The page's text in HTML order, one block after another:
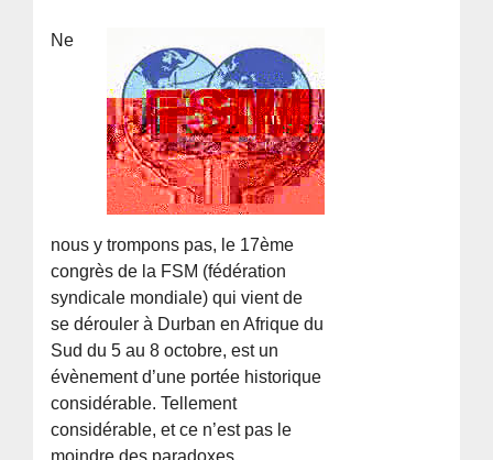
Ne
nous y trompons pas, le 17ème
congrès de la FSM (fédération
syndicale mondiale) qui vient de
se dérouler à Durban en Afrique du
Sud du 5 au 8 octobre, est un
évènement d’une portée historique
considérable. Tellement
considérable, et ce n’est pas le